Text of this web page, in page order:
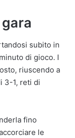
subito in
di gioco. I
riuscendo a
3-1, reti di
fino
le